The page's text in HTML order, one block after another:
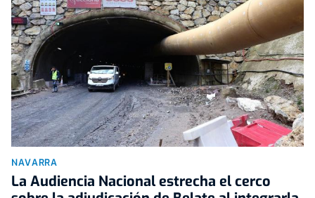
NAVARRA
La Audiencia Nacional estrecha el cerco